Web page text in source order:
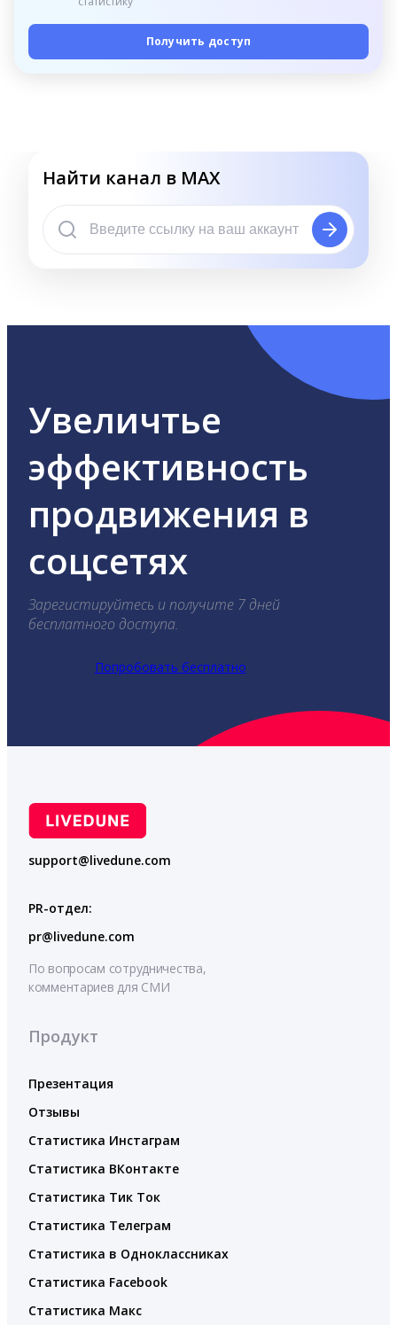
Получить доступ
Найти канал в MAX
Увеличтье
эффективность
продвижения в
соцсетях
Зарегистируйтесь и получите 7 дней
бесплатного доступа.
Попробовать бесплатно
support@livedune.com
PR-отдел:
pr@livedune.com
По вопросам сотрудничества,
комментариев для СМИ
Продукт
Презентация
Отзывы
Статистика Инстаграм
Статистика ВКонтакте
Статистика Тик Ток
Статистика Телеграм
Статистика в Одноклассниках
Статистика Facebook
Статистика Макс